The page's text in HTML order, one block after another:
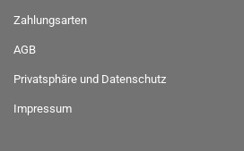
Zahlungsarten
AGB
Privatsphäre und Datenschutz
Impressum